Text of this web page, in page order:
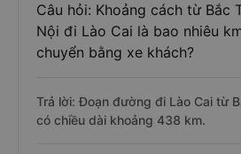
Câu hỏi: Khoảng cách từ Bắc
Nội đi Lào Cai là bao nhiêu
chuyển bằng xe khách?
Trả lời: Đoạn đường đi Lào Cai từ
có chiều dài khoảng 438 km.